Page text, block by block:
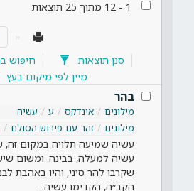
1
-
12 מתוך 25 תוצאות
סנן תוצאות
חיפוש
מיין לפי מיקום בעץ
בהר
מילונים אינדקס ע
עשיה
מילונים
זהר עם פירוש הסולם
עשיה שמיעה תלויה במקום זה,
עשיה למעלה, בבינה. ומשום
שקרבו להר סיני, והיו באהבת
הקב״ה, הקדימו עשיה…